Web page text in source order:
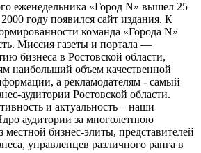
еженедельника «Город N» вышел 25
году появился сайт издания. К
команда «Города N»
Миссия газеты и портала —
бизнеса в Ростовской области,
наибольший объем качественной
а рекламодателям - самый
аудитории Ростовской области.
и актуальность – наши
аудитории за многолетнюю
бизнес-элиты, представителей
управленцев различного ранга в